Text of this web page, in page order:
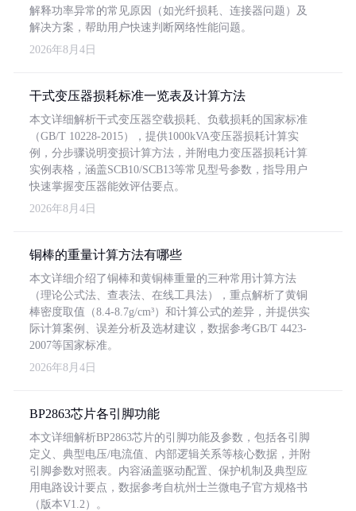
解释功率异常的常见原因（如光纤损耗、连接器问题）及
解决方案，帮助用户快速判断网络性能问题。
2026年8月4日
干式变压器损耗标准一览表及计算方法
本文详细解析干式变压器空载损耗、负载损耗的国家标准
（GB/T 10228-2015），提供1000kVA变压器损耗计算实
例，分步骤说明变损计算方法，并附电力变压器损耗计算
实例表格，涵盖SCB10/SCB13等常见型号参数，指导用户
快速掌握变压器能效评估要点。
2026年8月4日
铜棒的重量计算方法有哪些
本文详细介绍了铜棒和黄铜棒重量的三种常用计算方法
（理论公式法、查表法、在线工具法），重点解析了黄铜
棒密度取值（8.4-8.7g/cm³）和计算公式的差异，并提供实
际计算案例、误差分析及选材建议，数据参考GB/T 4423-
2007等国家标准。
2026年8月4日
BP2863芯片各引脚功能
本文详细解析BP2863芯片的引脚功能及参数，包括各引脚
定义、典型电压/电流值、内部逻辑关系等核心数据，并附
引脚参数对照表。内容涵盖驱动配置、保护机制及典型应
用电路设计要点，数据参考自杭州士兰微电子官方规格书
（版本V1.2）。